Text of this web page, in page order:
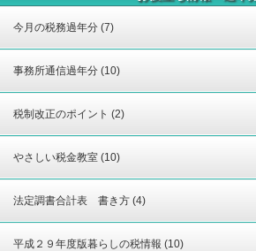
今月の税務過年分 (7)
事務所通信過年分 (10)
税制改正のポイント (2)
やさしい税金教室 (10)
法定調書合計表 書き方 (4)
平成２９年度版暮らしの税情報 (10)